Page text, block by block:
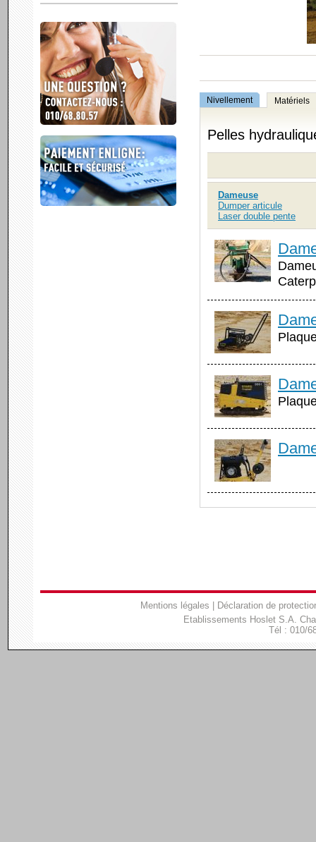
Nivellement Matériels
Pelles
Dameuse
Dumper articule
Laser double pente
Mentions légales
Déclaration de
Etablissements Hoslet S.A.
Tél : 010/